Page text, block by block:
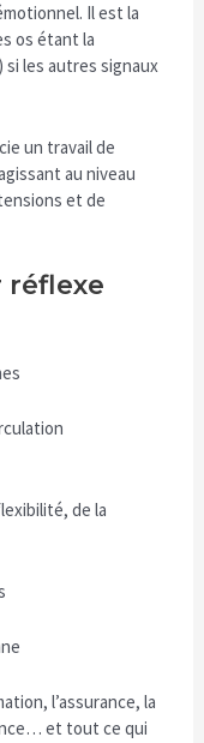
Il est la
os étant la
si les autres signaux
un travail de
au niveau
et de
de la
l’assurance, la
et tout ce qui